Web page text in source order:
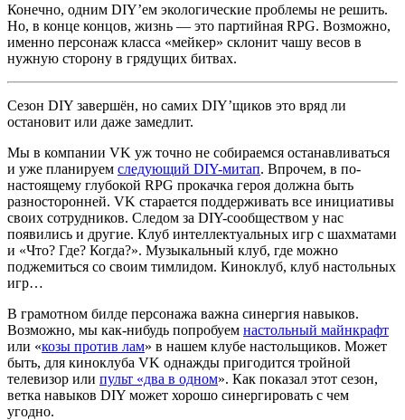
Конечно, одним DIY’ем экологические проблемы не решить.
Но, в конце концов, жизнь — это партийная RPG. Возможно,
именно персонаж класса «мейкер» склонит чашу весов в
нужную сторону в грядущих битвах.
Сезон DIY завершён, но самих DIY’щиков это вряд ли
остановит или даже замедлит.
Мы в компании VK уж точно не собираемся останавливаться
и уже планируем следующий DIY-митап. Впрочем, в по-
настоящему глубокой RPG прокачка героя должна быть
разносторонней. VK старается поддерживать все инициативы
своих сотрудников. Следом за DIY-сообществом у нас
появились и другие. Клуб интеллектуальных игр с шахматами
и «Что? Где? Когда?». Музыкальный клуб, где можно
поджемиться со своим тимлидом. Киноклуб, клуб настольных
игр…
В грамотном билде персонажа важна синергия навыков.
Возможно, мы как-нибудь попробуем настольный майнкрафт
или «козы против лам» в нашем клубе настольщиков. Может
быть, для киноклуба VK однажды пригодится тройной
телевизор или пульт «два в одном». Как показал этот сезон,
ветка навыков DIY может хорошо синергировать с чем
угодно.